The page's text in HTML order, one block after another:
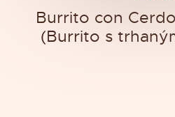
Burrito con
(Burrito s